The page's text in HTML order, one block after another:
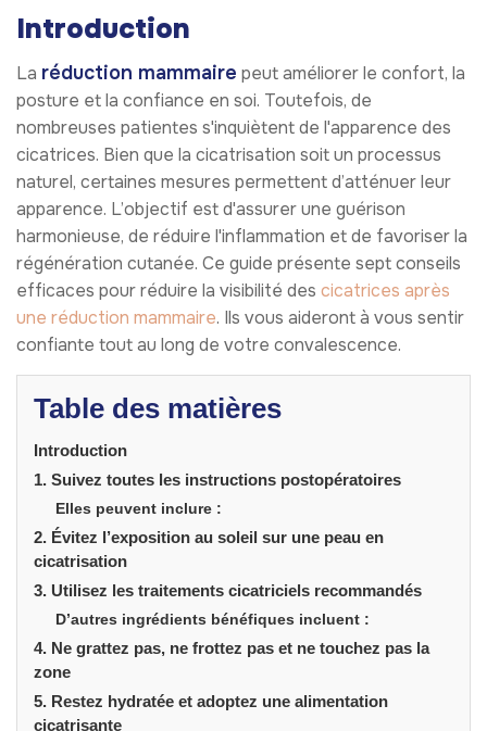
Introduction
La réduction mammaire peut améliorer le confort, la
posture et la confiance en soi. Toutefois, de
nombreuses patientes s'inquiètent de l'apparence des
cicatrices. Bien que la cicatrisation soit un processus
naturel, certaines mesures permettent d’atténuer leur
apparence. L’objectif est d'assurer une guérison
harmonieuse, de réduire l'inflammation et de favoriser la
régénération cutanée. Ce guide présente sept conseils
efficaces pour réduire la visibilité des cicatrices après
une réduction mammaire. Ils vous aideront à vous sentir
confiante tout au long de votre convalescence.
Table des matières
Introduction
1. Suivez toutes les instructions postopératoires
Elles peuvent inclure :
2. Évitez l’exposition au soleil sur une peau en
cicatrisation
3. Utilisez les traitements cicatriciels recommandés
D’autres ingrédients bénéfiques incluent :
4. Ne grattez pas, ne frottez pas et ne touchez pas la
zone
5. Restez hydratée et adoptez une alimentation
cicatrisante